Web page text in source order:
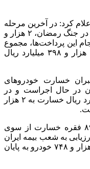
کرد: در آخرین مرحله
از پرداخت خسارت خودروهای آسیب‌دیده در جنگ رمضان، ۲ هزار و
این پرداخت‌ها، مجموع
خسارت‌های پرداختی در این بخش به ۱۲ هزار و ۳۹۸ میلیارد ریال
خسارت خودروهای
در حال اجراست و در
تازه‌ترین مرحله، مبلغ ۲ هزار و ۲۸۰ میلیارد ریال خسارت به ۲ هزار
طبق این گزارش، تاکنون ۳۱ هزار و ۸۹۱ فقره خسارت از سوی
برای ارزیابی به شعب بیمه ایران
معرفی شده که از این تعداد، ارزیابی ۲۶ هزار و ۷۴۸ خودرو به پایان